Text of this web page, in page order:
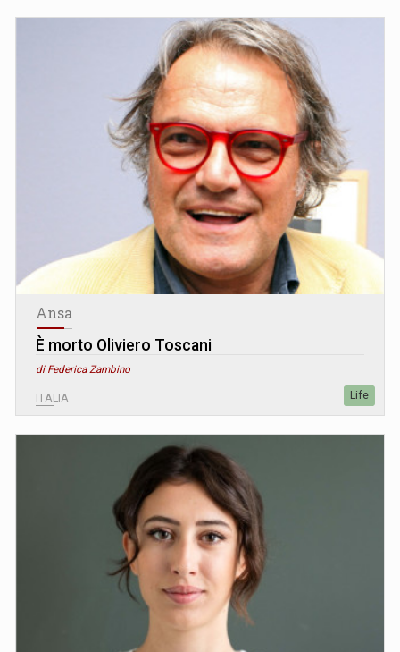
Ansa
È morto Oliviero Toscani
di Federica Zambino
ITALIA Life